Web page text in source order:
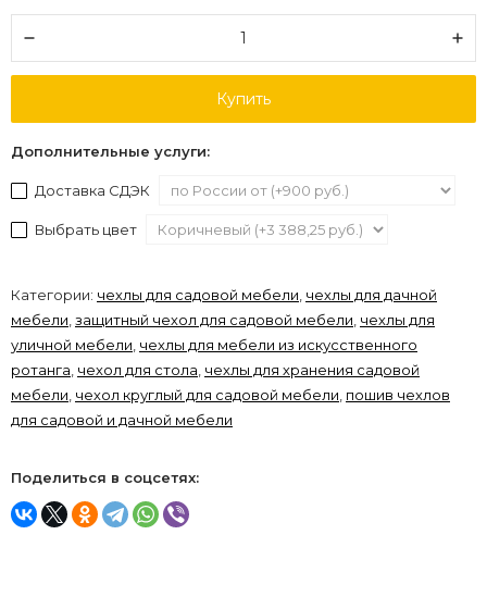
Купить
Дополнительные услуги:
Доставка СДЭК
Выбрать цвет
Категории: чехлы для садовой мебели, чехлы для дачной
мебели,защитный чехол для садовой мебели, чехлы для
уличной мебели, чехлы для мебели из искусственного
ротанга, чехол для стола, чехлы для хранения садовой
мебели, чехол круглый для садовой мебели, пошив чехлов
для садовой и дачной мебели
Поделиться в соцсетях: